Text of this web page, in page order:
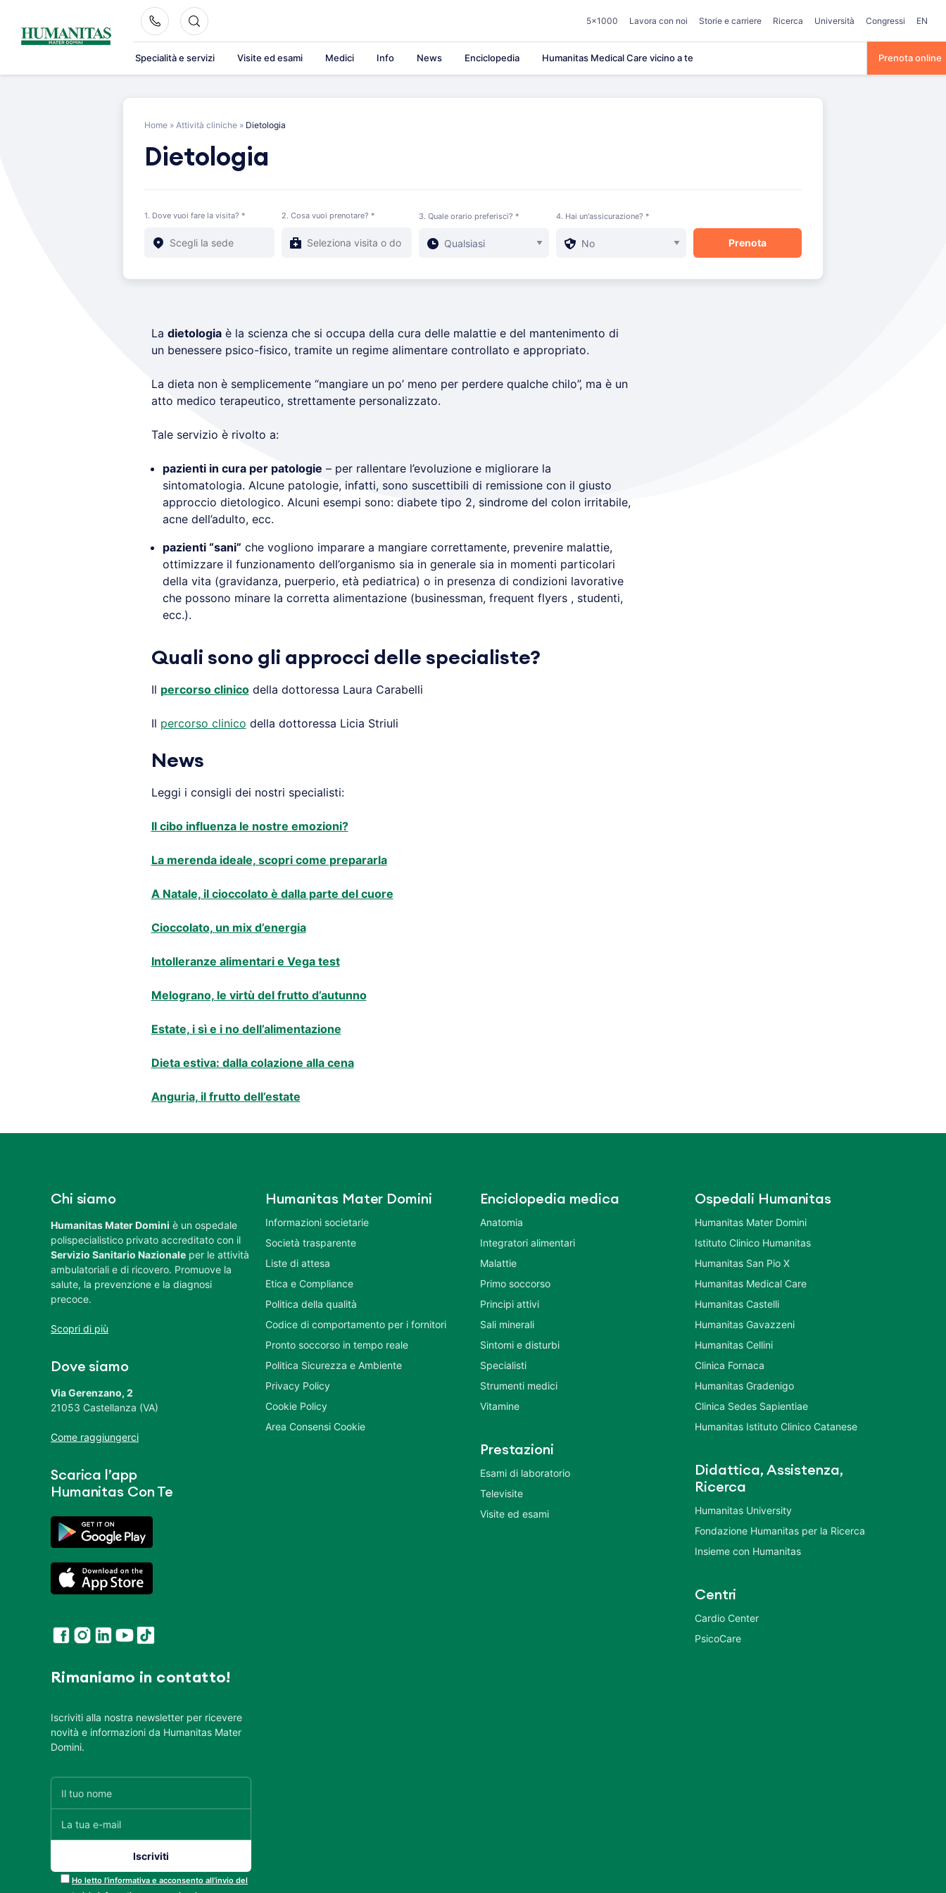
content
5×1000 Lavora con noi Storie e carriere Ricerca Università Congressi EN
Specialità e servizi Visite ed esami Medici Info News Enciclopedia Humanitas Medical Care vicino a te Prenota online
Home » Attività cliniche » Dietologia
Dietologia
1. Dove vuoi fare la visita? * 2. Cosa vuoi prenotare? * 3. Quale orario preferisci? * 4. Hai un'assicurazione? *
La dietologiaè la scienza che si occupa della cura delle malattie e del mantenimento di
un benessere psico-fisico, tramite un regime alimentare controllato e appropriato.
La dieta non è semplicemente “mangiare un po’ meno per perdere qualche chilo”, ma è un
atto medico terapeutico, strettamente personalizzato.
Tale servizio è rivolto a:
pazienti in cura per patologie – per rallentare l’evoluzione e migliorare la
sintomatologia. Alcune patologie, infatti, sono suscettibili di remissione con il giusto
approccio dietologico. Alcuni esempi sono: diabete tipo 2, sindrome del colon irritabile,
acne dell’adulto, ecc.
pazienti “sani” che vogliono imparare a mangiare correttamente, prevenire malattie,
ottimizzare il funzionamento dell’organismo sia in generale sia in momenti particolari
della vita (gravidanza, puerperio, età pediatrica) o in presenza di condizioni lavorative
che possono minare la corretta alimentazione (businessman, frequent flyers , studenti,
ecc.).
Quali sono gli approcci delle specialiste?
Il percorso clinicodella dottoressa Laura Carabelli
Il percorso clinico della dottoressa Licia Striuli
News
Leggi i consigli dei nostri specialisti:
Il cibo influenza le nostre emozioni?
La merenda ideale, scopri come prepararla
A Natale, il cioccolato è dalla parte del cuore
Cioccolato, un mix d’energia
Intolleranze alimentari e Vega test
Melograno, le virtù del frutto d’autunno
Estate, i sì e i no dell’alimentazione
Dieta estiva: dalla colazione alla cena
Anguria, il frutto dell’estate
Chi siamo
Humanitas Mater Domini è un ospedale
polispecialistico privato accreditato con il
Servizio Sanitario Nazionale per le attività
ambulatoriali e di ricovero. Promuove la
salute, la prevenzione e la diagnosi
precoce.
Scopri di più
Dove siamo
Via Gerenzano, 2
21053 Castellanza (VA)
Come raggiungerci
Scarica l’app
Humanitas Con Te
Rimaniamo in contatto!
Iscriviti alla nostra newsletter per ricevere
novità e informazioni da Humanitas Mater
Domini.
Ho letto l’informativa e acconsento all’invio del
Humanitas Mater Domini
Informazioni societarie
Società trasparente
Liste di attesa
Etica e Compliance
Politica della qualità
Codice di comportamento per i fornitori
Pronto soccorso in tempo reale
Politica Sicurezza e Ambiente
Privacy Policy
Cookie Policy
Area Consensi Cookie
Enciclopedia medica
Anatomia
Integratori alimentari
Malattie
Primo soccorso
Principi attivi
Sali minerali
Sintomi e disturbi
Specialisti
Strumenti medici
Vitamine
Prestazioni
Esami di laboratorio
Televisite
Visite ed esami
Ospedali Humanitas
Humanitas Mater Domini
Istituto Clinico Humanitas
Humanitas San Pio X
Humanitas Medical Care
Humanitas Castelli
Humanitas Gavazzeni
Humanitas Cellini
Clinica Fornaca
Humanitas Gradenigo
Clinica Sedes Sapientiae
Humanitas Istituto Clinico Catanese
Didattica, Assistenza,
Ricerca
Humanitas University
Fondazione Humanitas per la Ricerca
Insieme con Humanitas
Centri
Cardio Center
PsicoCare